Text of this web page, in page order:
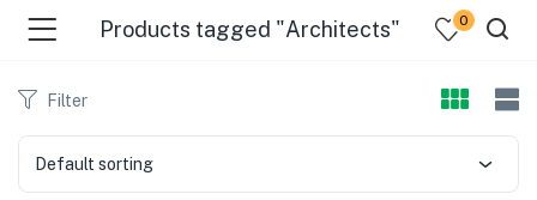
Products tagged "Architects" 0
Filter
Default sorting